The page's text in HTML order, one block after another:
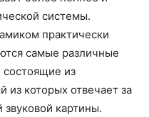
системы.
практически
самые различные
из
из которых отвечает за
картины.